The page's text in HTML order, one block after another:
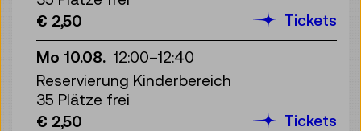
€ 2,50
Tickets
Mo 10.08. 12:00–12:40
Reservierung Kinderbereich
35 Plätze frei
€ 2,50
Tickets